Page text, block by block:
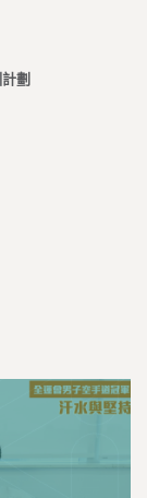
劃